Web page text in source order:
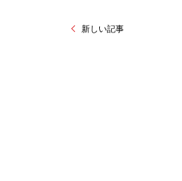
新しい記事